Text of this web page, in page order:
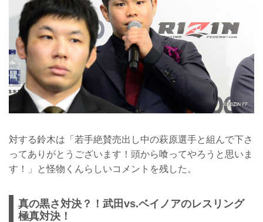
対する鈴木は「若手絶賛売出し中の萩原選手と組んで下さ
ってありがとうございます！頭から喰ってやろうと思いま
す！」と怪物くんらしいコメントを残した。
真の黒さ対決？！武田vs.ベイノアのレスリング
極真対決！